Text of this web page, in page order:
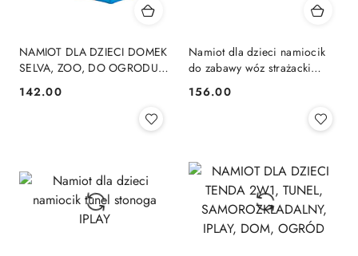
NAMIOT DLA DZIECI DOMEK
SELVA, ZOO, DO OGRODU I
DOMU, IPLAY, KOLOROWY
Cena:
142.00
Namiot dla dzieci namiocik
do zabawy wóz strażacki
IPLAY
Cena:
156.00